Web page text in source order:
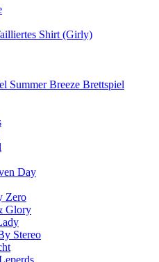
Shirt (Girly)
Summer Breeze Brettspiel
Day
Zero
Glory
Stereo